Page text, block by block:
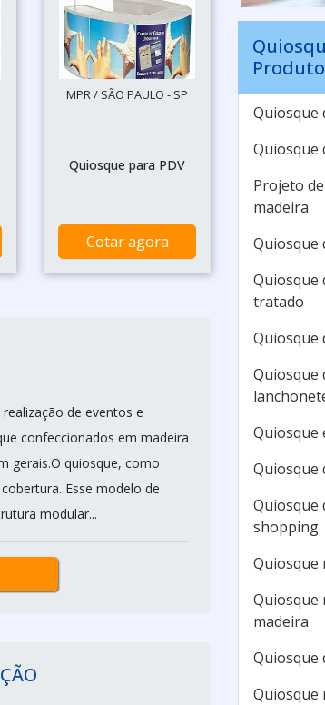
MPR / SÃO PAULO - SP
Quiosque para PDV
Cotar agora
de eventos e
confeccionados em madeira
gerais.O quiosque, como
Esse modelo de
modular...
Quiosque
Quiosque
Projeto
madeira
Quiosque
Quiosque
tratado
Quiosque
Quiosque
Quiosque
Quiosque
Quiosque
shopping
Quiosque
Quiosque
madeira
Quiosque
Quiosque